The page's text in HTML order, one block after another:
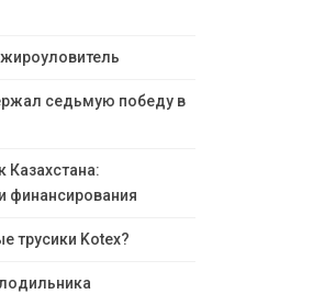
седьмую победу в
финансирования
трусики Kotex?